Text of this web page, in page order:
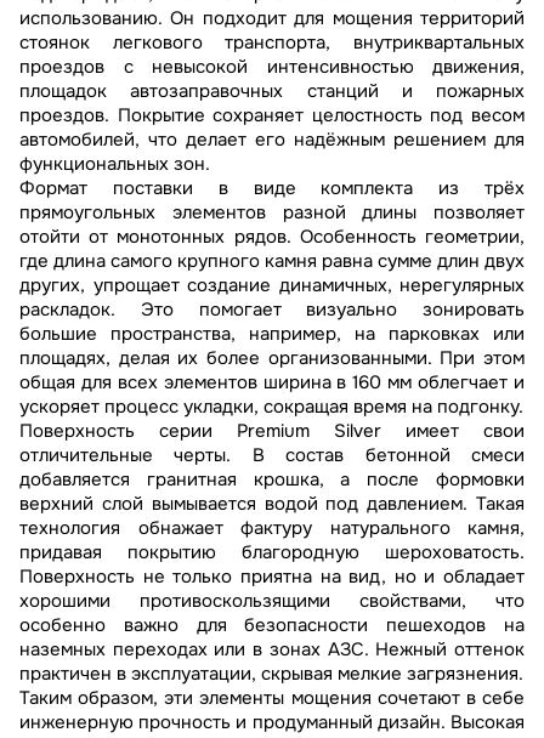
использованию. Он подходит для мощения территорий
стоянок легкового транспорта, внутриквартальных
проездов с невысокой интенсивностью движения,
площадок автозаправочных станций и пожарных
проездов. Покрытие сохраняет целостность под весом
автомобилей, что делает его надёжным решением для
функциональных зон.
Формат поставки в виде комплекта из трёх
прямоугольных элементов разной длины позволяет
отойти от монотонных рядов. Особенность геометрии,
где длина самого крупного камня равна сумме длин двух
других, упрощает создание динамичных, нерегулярных
раскладок. Это помогает визуально зонировать
большие пространства, например, на парковках или
площадях, делая их более организованными. При этом
общая для всех элементов ширина в 160 мм облегчает и
ускоряет процесс укладки, сокращая время на подгонку.
Поверхность серии Premium Silver имеет свои
отличительные черты. В состав бетонной смеси
добавляется гранитная крошка, а после формовки
верхний слой вымывается водой под давлением. Такая
технология обнажает фактуру натурального камня,
придавая покрытию благородную шероховатость.
Поверхность не только приятна на вид, но и обладает
хорошими противоскользящими свойствами, что
особенно важно для безопасности пешеходов на
наземных переходах или в зонах АЗС. Нежный оттенок
практичен в эксплуатации, скрывая мелкие загрязнения.
Таким образом, эти элементы мощения сочетают в себе
инженерную прочность и продуманный дизайн. Высокая